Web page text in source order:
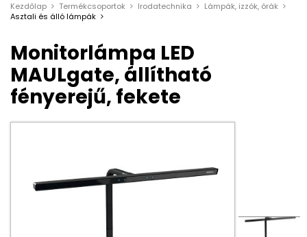
Kezdőlap Termékcsoportok Irodatechnika
Lámpák, izzók, órák
Asztali és álló lámpák
Monitorlámpa LED
MAULgate, állítható
fényerejű, fekete